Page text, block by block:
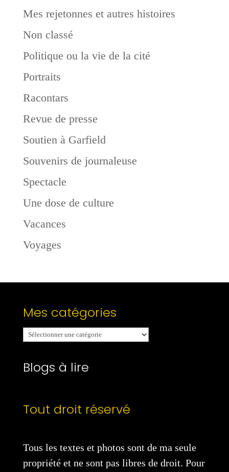
Mes rejetonnes et autres histoires
Non classé
Politique ou la vie de la cité
Portraits
Racontars
Revue de presse
Soutien à Garfield
Souvenirs de journaleuse
Spectacle
Une dose de culture
Vacances
Voyages
Mes catégories
Mes
catégories
Blogs à lire
Tout droit réservé
Tous les textes et photos sont de ma seule
propriété et ne sont pas libres de droit. Pour